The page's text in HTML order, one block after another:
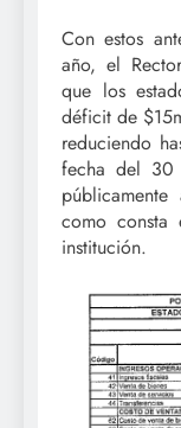
Con estos
año, el
que los
déficit de
reduciendo
fecha del 30
como consta
institución.